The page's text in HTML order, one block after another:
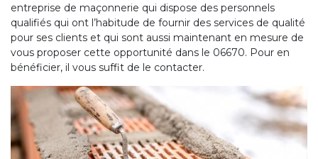
entreprise de maçonnerie qui dispose des personnels
qualifiés qui ont l’habitude de fournir des services de qualité
pour ses clients et qui sont aussi maintenant en mesure de
vous proposer cette opportunité dans le 06670. Pour en
bénéficier, il vous suffit de le contacter.